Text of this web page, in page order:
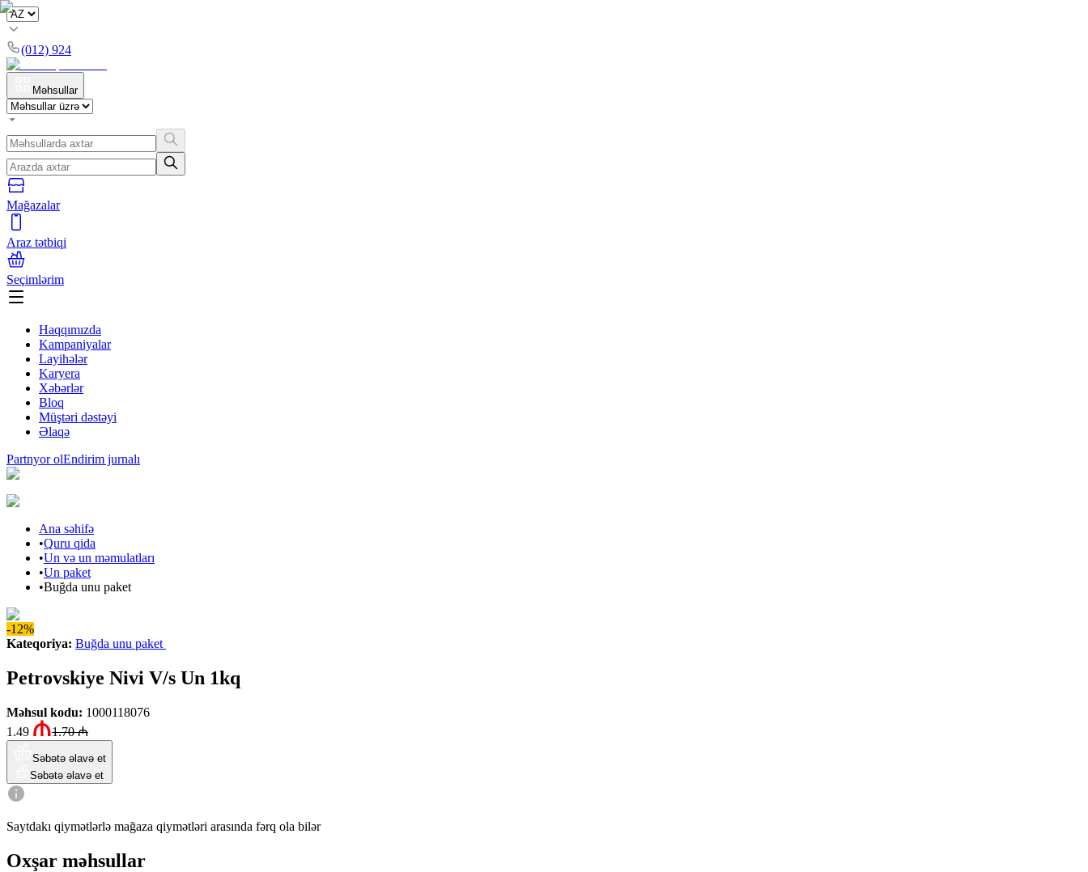
(012) 924
Məhsullar
Mağazalar
Araz tətbiqi
Seçimlərim
Haqqımızda
Kampaniyalar
Layihələr
Karyera
Xəbərlər
Bloq
Müştəri dəstəyi
Əlaqə
Partnyor olEndirim jurnalı
Ana səhifə
•Quru qida
•Un və un məmulatları
•Un paket
•Buğda unu paket
-12%
Kateqoriya: Buğda unu paket
Petrovskiye Nivi V/s Un 1kq
Məhsul kodu: 1000118076
1.49
1.70₼
Səbətə əlavə et
Səbətə əlavə et
Saytdakı qiymətlərlə mağaza qiymətləri arasında fərq ola bilər
Oxşar məhsullar